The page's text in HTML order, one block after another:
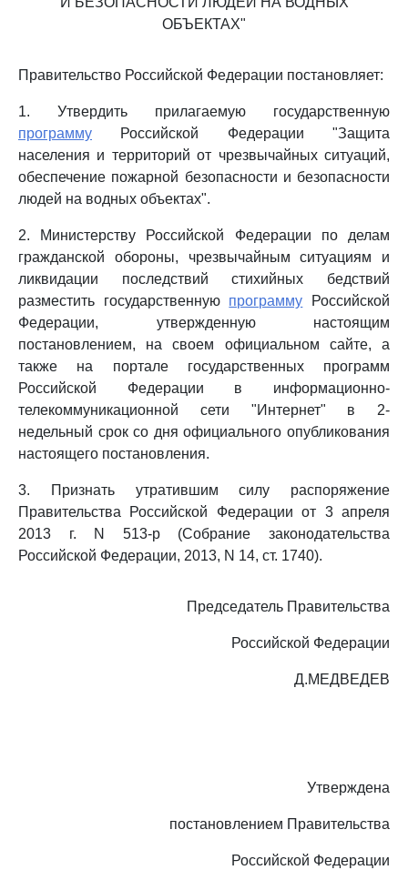
ОБЪЕКТАХ"
Правительство Российской Федерации постановляет:
1. Утвердить прилагаемую государственную
программу Российской Федерации "Защита
населения и территорий от чрезвычайных ситуаций,
обеспечение пожарной безопасности и безопасности
людей на водных объектах".
2. Министерству Российской Федерации по делам
гражданской обороны, чрезвычайным ситуациям и
ликвидации последствий стихийных бедствий
разместить государственную программу Российской
Федерации, утвержденную настоящим
постановлением, на своем официальном сайте, а
также на портале государственных программ
Российской Федерации в информационно-
телекоммуникационной сети "Интернет" в 2-
недельный срок со дня официального опубликования
настоящего постановления.
3. Признать утратившим силу распоряжение
Правительства Российской Федерации от 3 апреля
2013 г. N 513-р (Собрание законодательства
Российской Федерации, 2013, N 14, ст. 1740).
Председатель Правительства
Российской Федерации
Д.МЕДВЕДЕВ
Утверждена
постановлением Правительства
Российской Федерации